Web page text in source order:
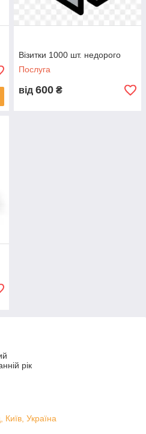
Візитки 1000 шт. недорого
Послуга
від 600 ₴
рік
Україна